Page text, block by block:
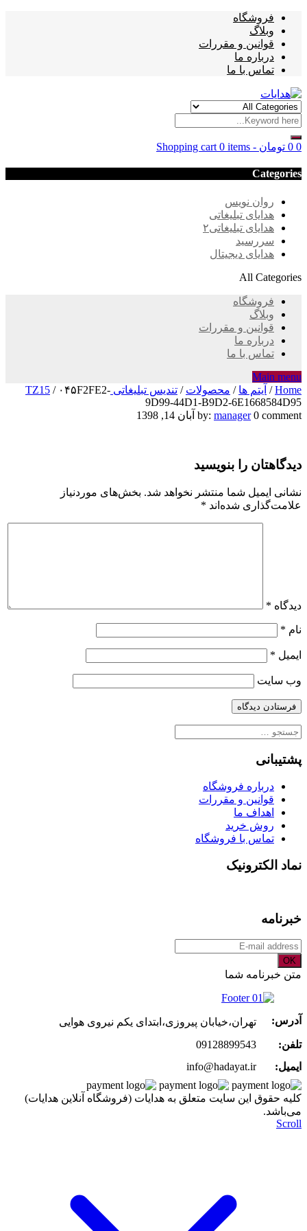
فروشگاه
وبلاگ
قوانین و مقررات
درباره ما
تماس با ما
Shopping cart 0 items - 0 تومان 0
Categories
روان نویس
هدایای تبلیغاتی
هدایای تبلیغاتی۲
سررسید
هدایای دیجیتال
All Categories
فروشگاه
وبلاگ
قوانین و مقررات
درباره ما
تماس با ما
Main menu
Home
/ آیتم ها / محصولات / تندیس تبلیغاتی TZ15 / ۰۴۵F2FE2-
9D99-44D1-B9D2-6E1668584D95
۰۴۵F2FE2-
44D1-
B9D2-
6E1668584D95
by: manager 0 comment آبان 14, 1398
دیدگاهتان را بنویسید
نشانی ایمیل شما منتشر نخواهد شد. بخش‌های موردنیاز
علامت‌گذاری شده‌اند *
دیدگاه *
نام *
ایمیل *
وب‌ سایت
جستجو
پشتیبانی
درباره فروشگاه
قوانین و مقررات
اهداف ما
روش خرید
تماس با فروشگاه
نماد الکترونیک
خبرنامه
OK
متن خبرنامه شما
آدرس:
تهران،خیابان پیروزی،ابتدای یکم نیروی هوایی
تلفن:
09128899543
ایمیل:
info@hadayat.ir
کليه حقوق اين سايت متعلق به هدایات (فروشگاه آنلاین هدایات)
می‌باشد.
Scroll